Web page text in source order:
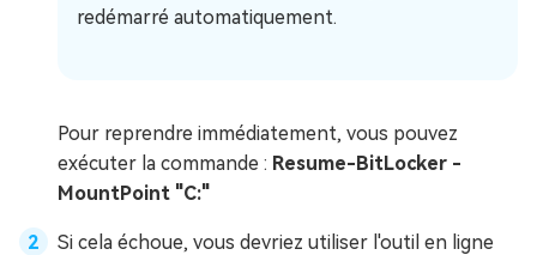
redémarré automatiquement.
Pour reprendre immédiatement, vous pouvez
exécuter la commande : Resume-BitLocker -
MountPoint "C:"
Si cela échoue, vous devriez utiliser l'outil en ligne